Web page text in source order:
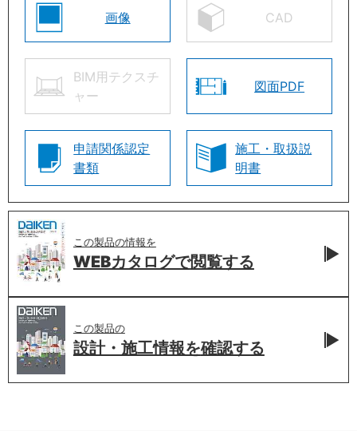
画像 CAD
BIM用テクスチ
ャー
図面PDF
申請関係認定
書類
施工・取扱説
明書
この製品の情報を
WEBカタログで閲覧する
この製品の
設計・施工情報を確認する